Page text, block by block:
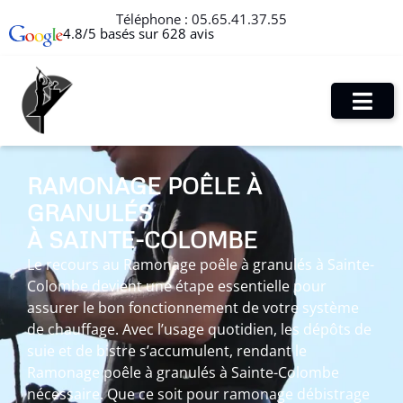
Téléphone : 05.65.41.37.55
4.8/5 basés sur 628 avis
RAMONAGE POÊLE À
GRANULÉS
À SAINTE-COLOMBE
Le recours au Ramonage poêle à granulés à Sainte-
Colombe devient une étape essentielle pour
assurer le bon fonctionnement de votre système
de chauffage. Avec l’usage quotidien, les dépôts de
suie et de bistre s’accumulent, rendant le
Ramonage poêle à granulés à Sainte-Colombe
nécessaire. Que ce soit pour ramonage débistrage